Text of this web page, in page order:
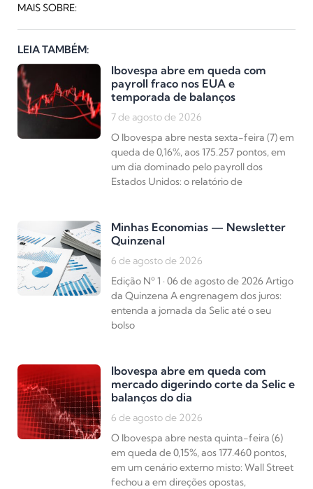
MAIS SOBRE:
LEIA TAMBÉM:
Ibovespa abre em queda com
payroll fraco nos EUA e
temporada de balanços
7 de agosto de 2026
O Ibovespa abre nesta sexta-feira (7) em
queda de 0,16%, aos 175.257 pontos, em
um dia dominado pelo payroll dos
Estados Unidos: o relatório de
Minhas Economias — Newsletter
Quinzenal
6 de agosto de 2026
Edição Nº 1 · 06 de agosto de 2026 Artigo
da Quinzena A engrenagem dos juros:
entenda a jornada da Selic até o seu
bolso
Ibovespa abre em queda com
mercado digerindo corte da Selic e
balanços do dia
6 de agosto de 2026
O Ibovespa abre nesta quinta-feira (6)
em queda de 0,15%, aos 177.460 pontos,
em um cenário externo misto: Wall Street
fechou a em direções opostas,